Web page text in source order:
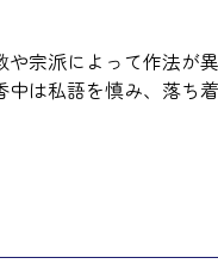
宗派によって作法が
は私語を慎み、落ち